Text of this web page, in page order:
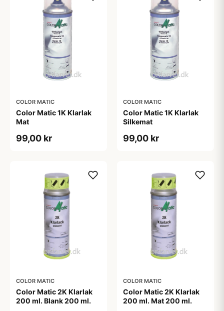
COLOR MATIC
Color Matic 1K Klarlak
Mat
99,00 kr
COLOR MATIC
Color Matic 1K Klarlak
Silkemat
99,00 kr
COLOR MATIC
Color Matic 2K Klarlak
200 ml. Blank 200 ml.
COLOR MATIC
Color Matic 2K Klarlak
200 ml. Mat 200 ml.